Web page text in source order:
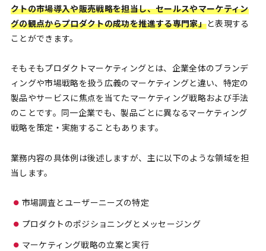
クトの市場導入や販売戦略を担当し、セールスやマーケティン
グの観点からプロダクトの成功を推進する専門家」と表現する
ことができます。
そもそもプロダクトマーケティングとは、企業全体のブランデ
ィングや市場戦略を扱う広義のマーケティングと違い、特定の
製品やサービスに焦点を当てたマーケティング戦略および手法
のことです。同一企業でも、製品ごとに異なるマーケティング
戦略を策定・実施することもあります。
業務内容の具体例は後述しますが、主に以下のような領域を担
当します。
市場調査とユーザーニーズの特定
プロダクトのポジショニングとメッセージング
マーケティング戦略の立案と実行